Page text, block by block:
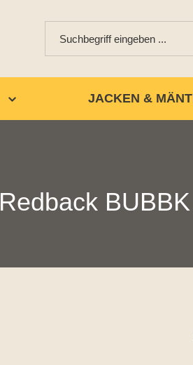
JACKEN &
Redback